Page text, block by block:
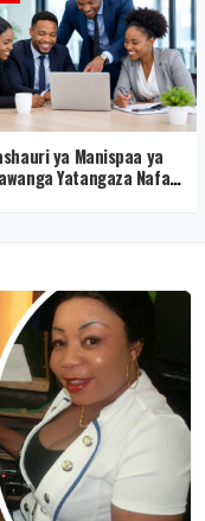
ya Manispaa ya
Yatangaza Nafasi